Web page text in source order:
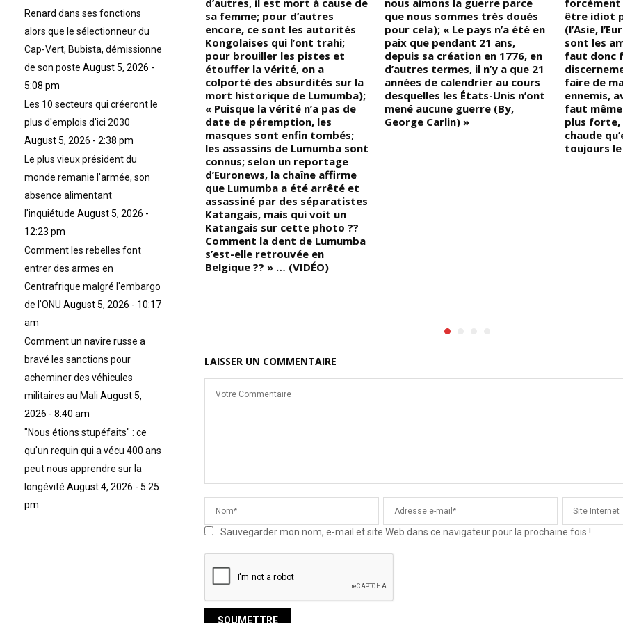
d’Ivoire « Première nation
d’Afrique à avoir, à l’époque
contemporaine, obtenu son
indépendance, en 1847 »
sa femme; pour d’autres
encore, ce sont les autorités
Kongolaises qui l’ont trahi;
pour brouiller les pistes et
étouffer la vérité, on a
colporté des absurdités sur la
mort historique de Lumumba);
« Puisque la vérité n’a pas de
date de péremption, les
masques sont enfin tombés;
les assassins de Lumumba sont
connus; selon un reportage
d’Euronews, la chaîne affirme
que Lumumba a été arrêté et
assassiné par des séparatistes
Katangais, mais qui voit un
Katangais sur cette photo ??
Comment la dent de Lumumba
s’est-elle retrouvée en
Belgique ?? » … (VIDÉO)
que nous sommes très doués
pour cela); « Le pays n’a été en
paix que pendant 21 ans,
depuis sa création en 1776, en
d’autres termes, il n’y a que 21
années de calendrier au cours
desquelles les États-Unis n’ont
mené aucune guerre (By,
George Carlin) »
être idiot
(l’Asie,
sont les
faut donc
faire de
ennemis,
faut
plus forte,
chaude
toujours le
LAISSER UN COMMENTAIRE
Sauvegarder mon nom, e-mail et site Web dans ce navigateur pour la prochaine fois !
Renard dans ses fonctions
alors que le sélectionneur du
Cap-Vert, Bubista, démissionne
de son poste August 5, 2026 -
5:08 pm
Les 10 secteurs qui créeront le
plus d'emplois d'ici 2030
August 5, 2026 - 2:38 pm
Le plus vieux président du
monde remanie l'armée, son
absence alimentant
l'inquiétude August 5, 2026 -
12:23 pm
Comment les rebelles font
entrer des armes en
Centrafrique malgré l'embargo
de l'ONU August 5, 2026 - 10:17
am
Comment un navire russe a
bravé les sanctions pour
acheminer des véhicules
militaires au Mali August 5,
2026 - 8:40 am
"Nous étions stupéfaits" : ce
qu'un requin qui a vécu 400 ans
peut nous apprendre sur la
longévité August 4, 2026 - 5:25
pm